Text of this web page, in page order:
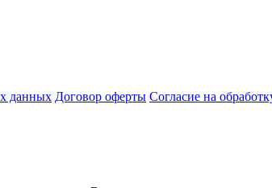
данных Договор оферты Согласие на